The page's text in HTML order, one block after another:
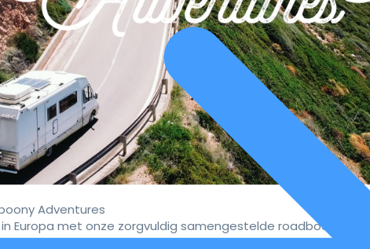
Adventures
met onze zorgvuldig samengestelde roadbooks.